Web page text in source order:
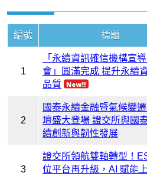
編號 標題
1
「永續資訊確信機構宣
會」圓滿完成 提升永續
品質
2
國泰永續金融暨氣候變
壇盛大登場 證交所與國
續創新與韌性發展
3
證交所領航雙軸轉型！
位平台再升級，AI 賦能